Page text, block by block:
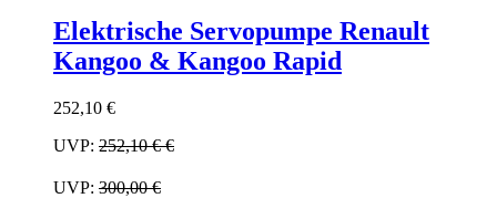
Elektrische Servopumpe Renault
Kangoo & Kangoo Rapid
252,10 €
UVP: 252,10 €€
UVP: 300,00 €